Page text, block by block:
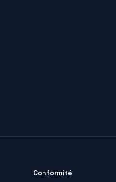
Conformité